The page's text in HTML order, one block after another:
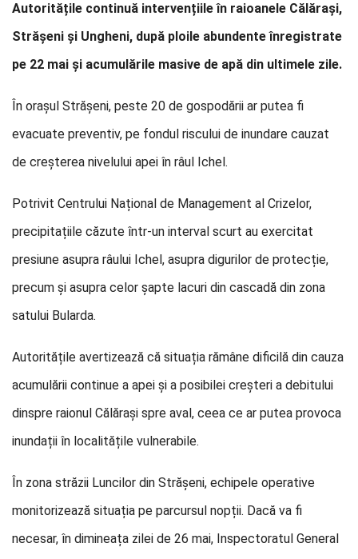
Autoritățile continuă intervențiile în raioanele Călărași,
Strășeni și Ungheni, după ploile abundente înregistrate
pe 22 mai și acumulările masive de apă din ultimele zile.
În orașul Strășeni, peste 20 de gospodării ar putea fi
evacuate preventiv, pe fondul riscului de inundare cauzat
de creșterea nivelului apei în râul Ichel.
Potrivit Centrului Național de Management al Crizelor,
precipitațiile căzute într-un interval scurt au exercitat
presiune asupra râului Ichel, asupra digurilor de protecție,
precum și asupra celor șapte lacuri din cascadă din zona
satului Bularda.
Autoritățile avertizează că situația rămâne dificilă din cauza
acumulării continue a apei și a posibilei creșteri a debitului
dinspre raionul Călărași spre aval, ceea ce ar putea provoca
inundații în localitățile vulnerabile.
În zona străzii Luncilor din Strășeni, echipele operative
monitorizează situația pe parcursul nopții. Dacă va fi
necesar, în dimineața zilei de 26 mai, Inspectoratul General